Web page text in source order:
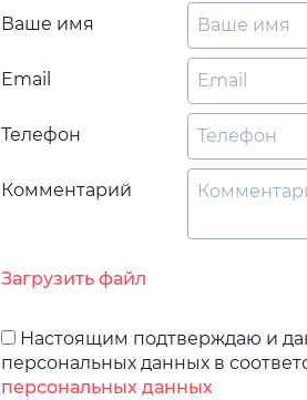
Ваше имя
Email
Телефон
Комментарий
Загрузить файл
Настоящим подтверждаю и
персональных данных в
персональных данных